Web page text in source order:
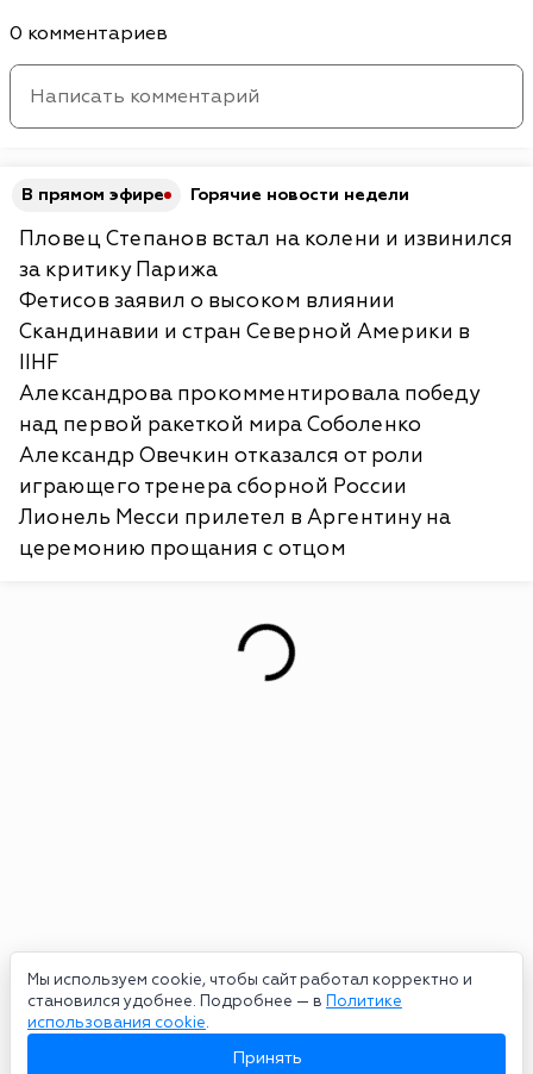
Мы используем cookie, чтобы сайт работал корректно и
становился удобнее. Подробнее — в Политике
использования cookie.
Принять
0 комментариев
В прямом эфире Горячие новости недели
Пловец Степанов встал на колени и извинился
за критику Парижа
Фетисов заявил о высоком влиянии
Скандинавии и стран Северной Америки в
IIHF
Александрова прокомментировала победу
над первой ракеткой мира Соболенко
Александр Овечкин отказался от роли
играющего тренера сборной России
Лионель Месси прилетел в Аргентину на
церемонию прощания с отцом